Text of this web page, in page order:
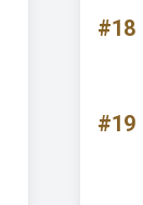
#18
#19